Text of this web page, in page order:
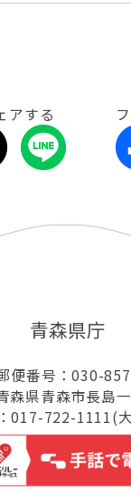
アする
青森県庁
便番号：030-
森県青森市長島
017-722-1111(